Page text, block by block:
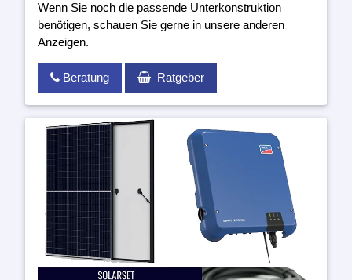
Wenn Sie noch die passende Unterkonstruktion
benötigen, schauen Sie gerne in unsere anderen
Anzeigen.
Beratung Ratgeber